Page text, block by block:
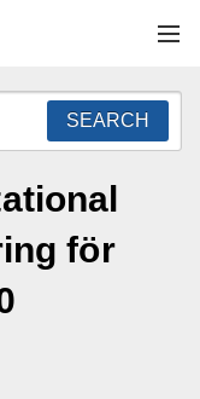
SEARCH
för